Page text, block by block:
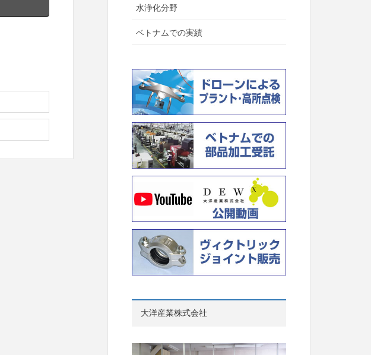
水浄化分野
ベトナムでの実績
大洋産業株式会社